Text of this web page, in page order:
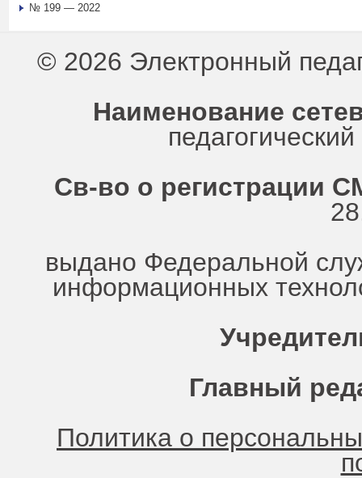
№ 199 — 2022
© 2026 Электронный
Наименование
Св-во о регистрации
выдано Федеральной
информационных
Главный
Политика о